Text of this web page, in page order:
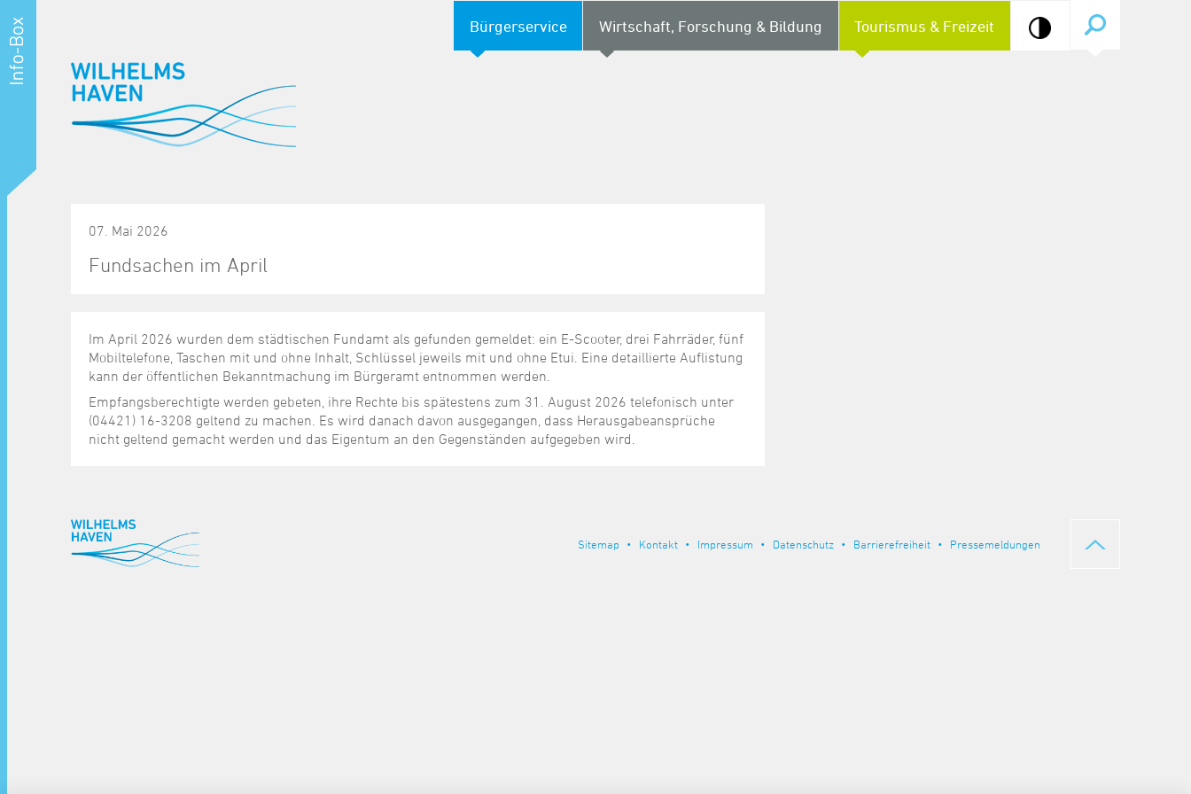
Bürgerservice Wirtschaft, Forschung & Bildung Tourismus & Freizeit
07. Mai 2026
Fundsachen im April
Im April 2026 wurden dem städtischen Fundamt als gefunden gemeldet: ein E-Scooter, drei Fahrräder, fünf
Mobiltelefone, Taschen mit und ohne Inhalt, Schlüssel jeweils mit und ohne Etui. Eine detaillierte Auflistung
kann der öffentlichen Bekanntmachung im Bürgeramt entnommen werden.
Empfangsberechtigte werden gebeten, ihre Rechte bis spätestens zum 31. August 2026 telefonisch unter
(04421) 16-3208 geltend zu machen. Es wird danach davon ausgegangen, dass Herausgabeansprüche
nicht geltend gemacht werden und das Eigentum an den Gegenständen aufgegeben wird.
Sitemap Kontakt Impressum Datenschutz Barrierefreiheit Pressemeldungen
^